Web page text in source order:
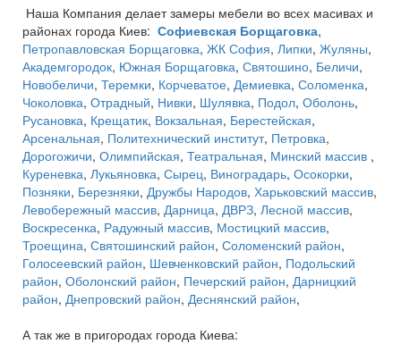
Наша Компания делает замеры мебели во всех масивах и
районах города Киев: Софиевская Борщаговка,
Петропавловская Борщаговка, ЖК София, Липки, Жуляны,
Академгородок, Южная Борщаговка, Святошино, Беличи,
Новобеличи, Теремки, Корчеватое, Демиевка, Соломенка,
Чоколовка, Отрадный, Нивки, Шулявка, Подол, Оболонь,
Русановка, Крещатик, Вокзальная, Берестейская,
Арсенальная, Политехнический институт, Петровка,
Дорогожичи, Олимпийская, Театральная, Минский массив ,
Куреневка, Лукьяновка, Сырец, Виноградарь, Осокорки,
Позняки, Березняки, Дружбы Народов, Харьковский массив,
Левобережный массив, Дарница, ДВРЗ, Лесной массив,
Воскресенка, Радужный массив, Мостицкий массив,
Троещина, Святошинский район, Соломенский район,
Голосеевский район, Шевченковский район, Подольский
район, Оболонский район, Печерский район, Дарницкий
район, Днепровский район, Деснянский район,
А так же в пригородах города Киева: